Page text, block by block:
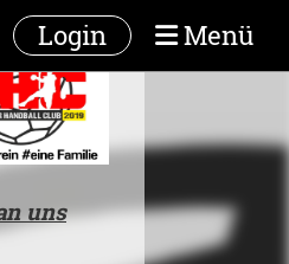
Login Menü
uns